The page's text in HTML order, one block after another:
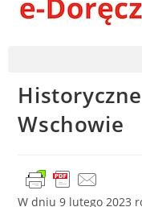
Wschowie
W dniu 9 lutego 2023